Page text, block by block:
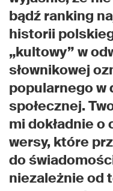
bądź ranking
historii
„kultowy” w
słownikowej
popularnego w
społecznej.
mi dokładnie o
wersy, które
do
niezależnie od